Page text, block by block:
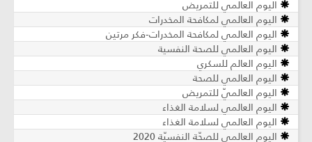
اليوم العالمي للتمريض
اليوم العالمي لمكافحة المخدرات
اليوم العالمي لمكافحة المخدرات-فكر مرتين
اليوم العالمي للصحة النفسية
اليوم العالم للسكري
اليوم العالمي للصحة
اليوم العالميّ للتمريض
اليوم العالمي لسلامة الغذاء
اليوم العالمي لسلامة الغذاء
اليوم العالمي للصحّة النفسيّة 2020